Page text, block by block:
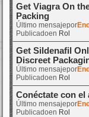
Get Viagra On
Packing
Último mensajepor
Publicadoen Rol
Get Sildenafil
Discreet
Último mensajepor
Publicadoen Rol
Conéctate con el
Último mensajepor
Publicadoen Rol